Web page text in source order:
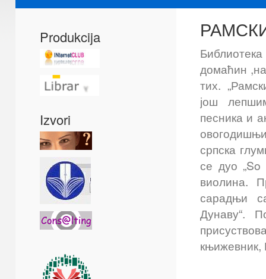
Produkcija
Izvori
домаћин
тих.
још
песника и
српска
се дуо
виолина.
сарадњи
Дунаву“.